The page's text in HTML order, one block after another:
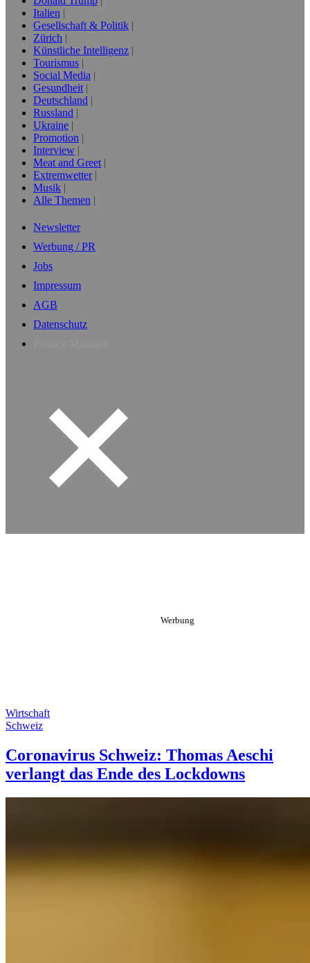
Italien
Gesellschaft & Politik
Zürich
Künstliche Intelligenz
Tourismus
Social Media
Gesundheit
Deutschland
Russland
Ukraine
Promotion
Interview
Meat and Greet
Extremwetter
Musik
Alle Themen
Newsletter
Werbung / PR
Jobs
Impressum
AGB
Datenschutz
Wirtschaft
Schweiz
Coronavirus Schweiz: Thomas Aeschi
verlangt das Ende des Lockdowns